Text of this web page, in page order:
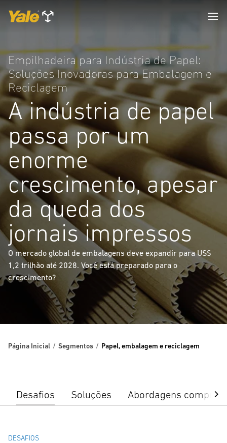
Empilhadeira para Indústria de Papel:
Soluções Inovadoras para Embalagem e
Reciclagem
A indústria de papel
passa por um
enorme
crescimento, apesar
da queda dos
jornais impressos
O mercado global de embalagens deve expandir para US$
1,2 trilhão até 2028. Você está preparado para o
crescimento?
Página Inicial Segmentos Papel, embalagem e reciclagem
Desafios Soluções Abordagens
DESAFIOS